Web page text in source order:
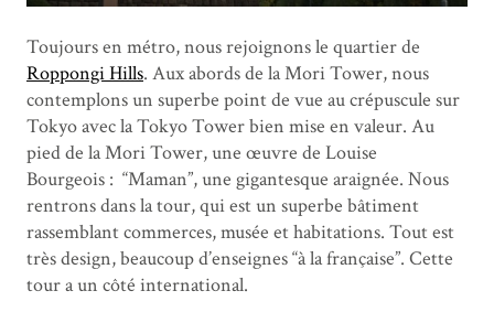
Toujours en métro, nous rejoignons le quartier de
Roppongi Hills. Aux abords de la Mori Tower, nous
contemplons un superbe point de vue au crépuscule sur
Tokyo avec la Tokyo Tower bien mise en valeur. Au
pied de la Mori Tower, une œuvre de Louise
Bourgeois : “Maman”, une gigantesque araignée. Nous
rentrons dans la tour, qui est un superbe bâtiment
rassemblant commerces, musée et habitations. Tout est
très design, beaucoup d’enseignes “à la française”. Cette
tour a un côté international.